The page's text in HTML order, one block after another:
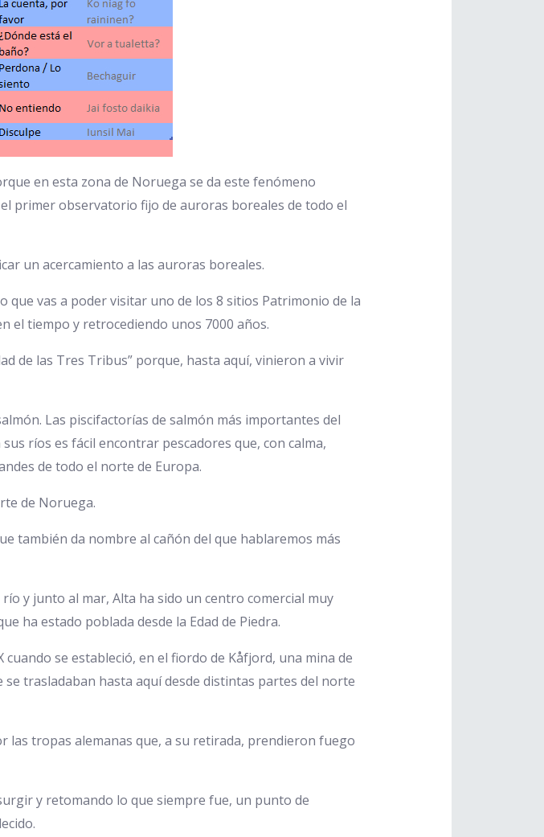
en esta zona de Noruega se da este fenómeno
primer observatorio fijo de auroras boreales de todo el
un acercamiento a las auroras boreales.
vas a poder visitar uno de los 8 sitios Patrimonio de la
el tiempo y retrocediendo unos 7000 años.
de las Tres Tribus” porque, hasta aquí, vinieron a vivir
Las piscifactorías de salmón más importantes del
ríos es fácil encontrar pescadores que, con calma,
de todo el norte de Europa.
de Noruega.
también da nombre al cañón del que hablaremos más
y junto al mar, Alta ha sido un centro comercial muy
ha estado poblada desde la Edad de Piedra.
se estableció, en el fiordo de Kåfjord, una mina de
trasladaban hasta aquí desde distintas partes del norte
las tropas alemanas que, a su retirada, prendieron fuego
y retomando lo que siempre fue, un punto de